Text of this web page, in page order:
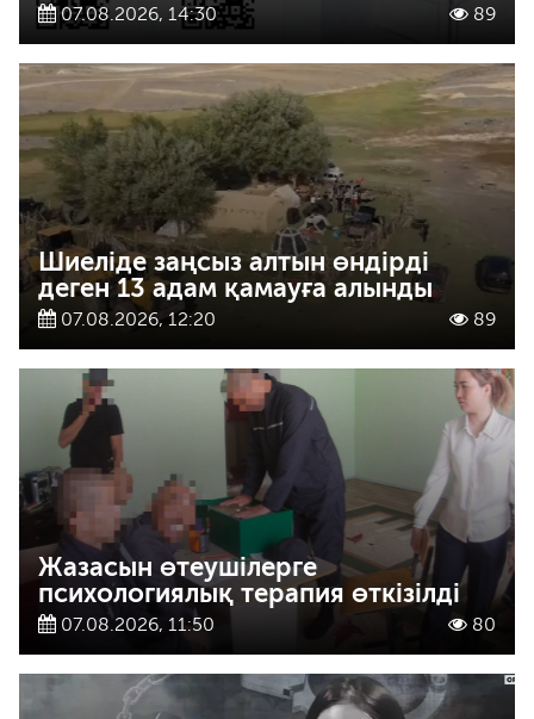
07.08.2026, 14:30 89
Шиеліде заңсыз алтын өндірді
деген 13 адам қамауға алынды
07.08.2026, 12:20 89
Жазасын өтеушілерге
психологиялық терапия өткізілді
07.08.2026, 11:50 80